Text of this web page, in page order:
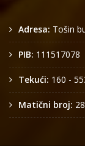
Adresa: Tošin
PIB: 111517078
Tekući: 160 -
Matični broj: